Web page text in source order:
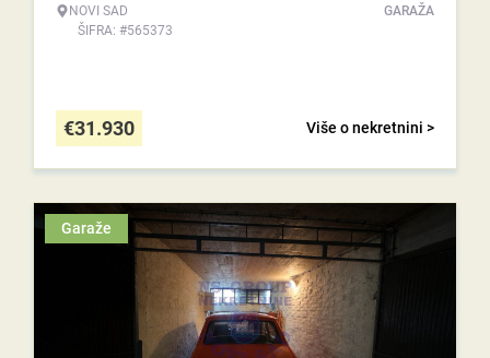
NOVI SAD
ŠIFRA: #565373
GARAŽA
Više o nekretnini >
€31.930
Garaže